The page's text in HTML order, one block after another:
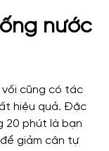
nước
vối cũng có tác
hiệu quả. Đặc
20 phút là bạn
giảm cân tự